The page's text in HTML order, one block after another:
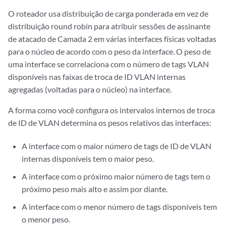
O roteador usa distribuição de carga ponderada em vez de
distribuição round robin para atribuir sessões de assinante
de atacado de Camada 2 em várias interfaces físicas voltadas
para o núcleo de acordo com o peso da interface. O peso de
uma interface se correlaciona com o número de tags VLAN
disponíveis nas faixas de troca de ID VLAN internas
agregadas (voltadas para o núcleo) na interface.
A forma como você configura os intervalos internos de troca
de ID de VLAN determina os pesos relativos das interfaces:
A interface com o maior número de tags de ID de VLAN
internas disponíveis tem o maior peso.
A interface com o próximo maior número de tags tem o
próximo peso mais alto e assim por diante.
A interface com o menor número de tags disponíveis tem
o menor peso.